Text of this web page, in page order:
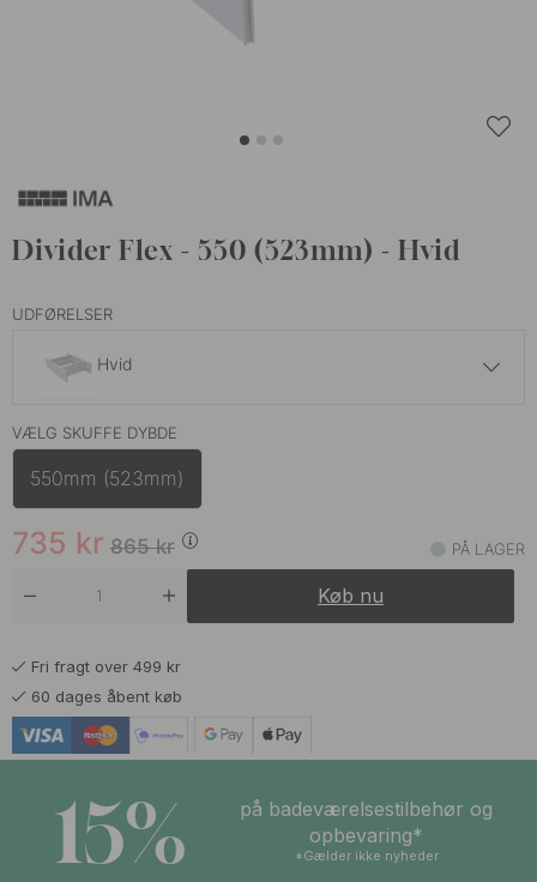
Divider Flex - 550 (523mm) - Hvid
UDFØRELSER
Hvid
Mørkegrå
VÆLG SKUFFE DYBDE
550mm (523mm)
865kr
735 kr PÅ LAGER
Køb nu
Fri fragt over 499 kr
60 dages åbent køb
15%
på badeværelsestilbehør og
opbevaring*
*Gælder ikke nyheder